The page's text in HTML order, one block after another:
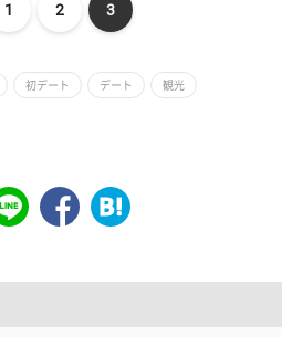
1 2 3
初デート デート 観光